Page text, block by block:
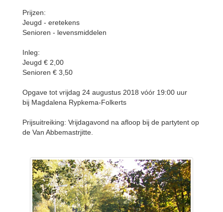
Prijzen:
Jeugd - eretekens
Senioren - levensmiddelen
Inleg:
Jeugd € 2,00
Senioren € 3,50
Opgave tot vrijdag 24 augustus 2018 vóór 19:00 uur
bij Magdalena Rypkema-Folkerts
Prijsuitreiking: Vrijdagavond na afloop bij de partytent op
de Van Abbemastrjitte.